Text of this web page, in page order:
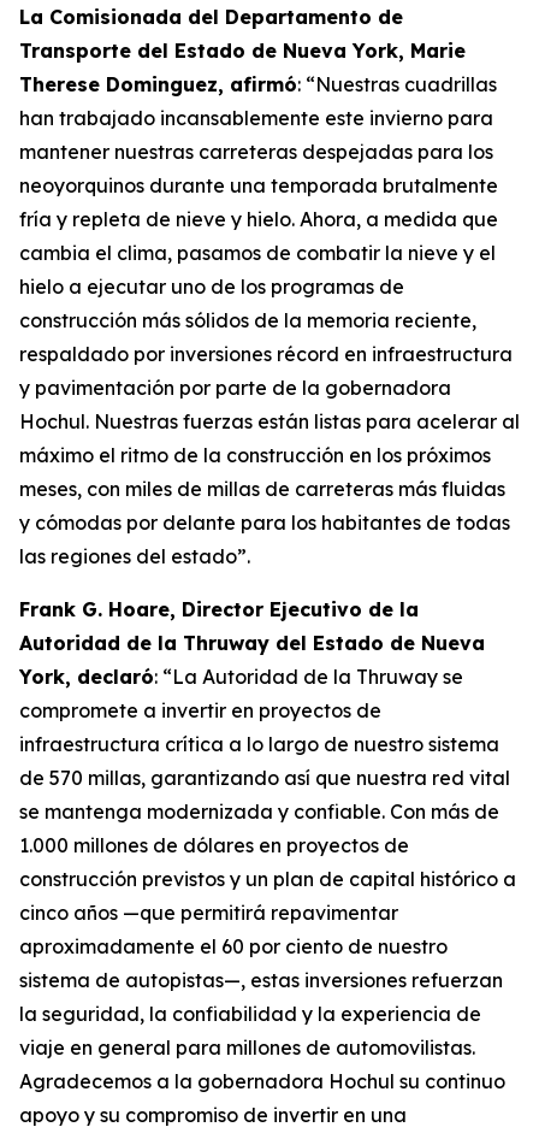
La Comisionada del Departamento de
Transporte del Estado de Nueva York, Marie
Therese Dominguez, afirmó: “Nuestras cuadrillas
han trabajado incansablemente este invierno para
mantener nuestras carreteras despejadas para los
neoyorquinos durante una temporada brutalmente
fría y repleta de nieve y hielo. Ahora, a medida que
cambia el clima, pasamos de combatir la nieve y el
hielo a ejecutar uno de los programas de
construcción más sólidos de la memoria reciente,
respaldado por inversiones récord en infraestructura
y pavimentación por parte de la gobernadora
Hochul. Nuestras fuerzas están listas para acelerar al
máximo el ritmo de la construcción en los próximos
meses, con miles de millas de carreteras más fluidas
y cómodas por delante para los habitantes de todas
las regiones del estado”.
Frank G. Hoare, Director Ejecutivo de la
Autoridad de la Thruway del Estado de Nueva
York, declaró: “La Autoridad de la Thruway se
compromete a invertir en proyectos de
infraestructura crítica a lo largo de nuestro sistema
de 570 millas, garantizando así que nuestra red vital
se mantenga modernizada y confiable. Con más de
1.000 millones de dólares en proyectos de
construcción previstos y un plan de capital histórico a
cinco años —que permitirá repavimentar
aproximadamente el 60 por ciento de nuestro
sistema de autopistas—, estas inversiones refuerzan
la seguridad, la confiabilidad y la experiencia de
viaje en general para millones de automovilistas.
Agradecemos a la gobernadora Hochul su continuo
apoyo y su compromiso de invertir en una